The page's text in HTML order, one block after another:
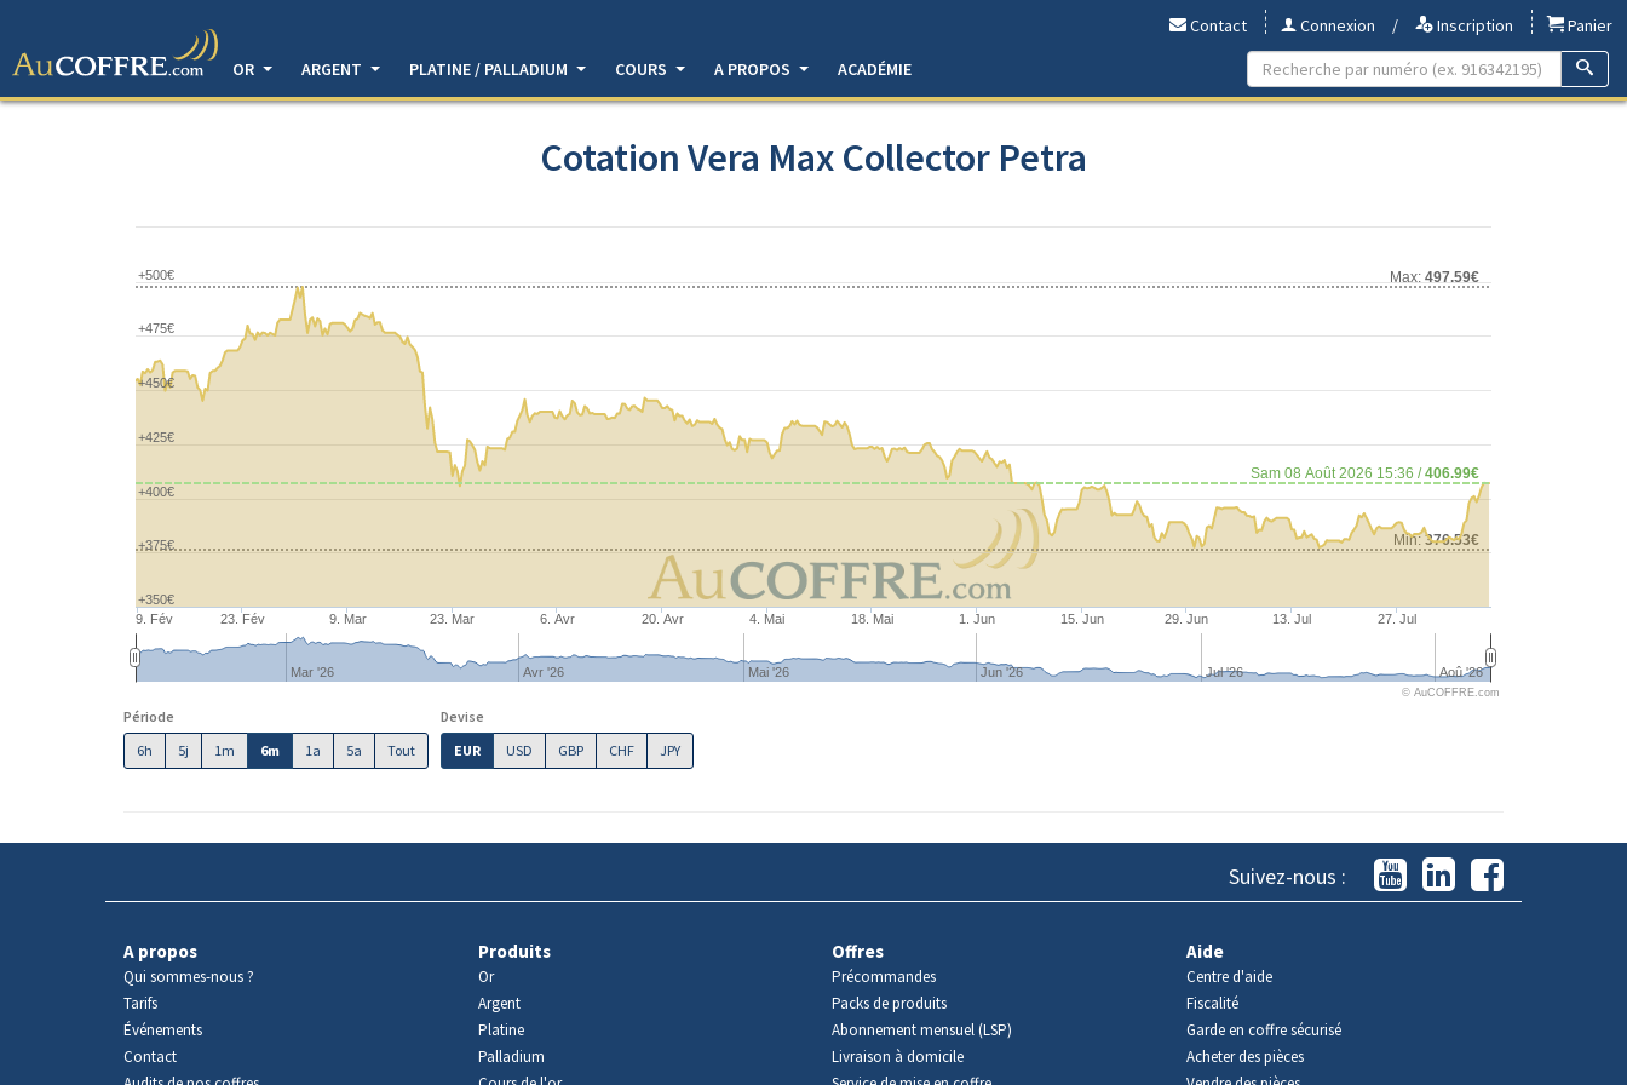
Contact Connexion / Inscription
Panier
OR
ARGENT PLATINE / PALLADIUM COURS A PROPOS ACADÉMIE
Cotation Vera Max Collector Petra
Min:376.53€
Max: 497.59€
Sam 08 Août 2026 15:36 /406.99€
9. Fév 23. Fév 9. Mar 23. Mar 6. Avr 20. Avr 4. Mai 18. Mai 1. Jun 15. Jun 29. Jun 13. Jul 27. Jul
Mar '26 Avr '26 Mai '26 Jun '26 Jul '26 Aoû '26
+350€
+375€
+400€
+425€
+450€
+475€
+500€
© AuCOFFRE.com
Période
6h
5j 1m 6m 1a 5a Tout
Devise
EUR
USD GBP CHF JPY
Suivez-nous :
A propos
Qui sommes-nous ?
Tarifs
Événements
Contact
Produits
Or
Argent
Platine
Palladium
Offres
Précommandes
Packs de produits
Abonnement mensuel (LSP)
Livraison à domicile
Aide
Centre d'aide
Fiscalité
Garde en coffre sécurisé
Acheter des pièces